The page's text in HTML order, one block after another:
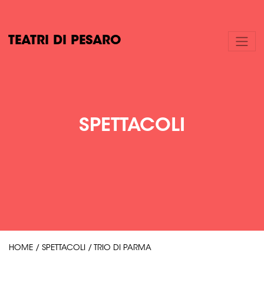
TEATRI DI PESARO
SPETTACOLI
HOME / SPETTACOLI / TRIO DI PARMA